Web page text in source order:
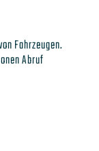
Fahrzeugen.
Abruf